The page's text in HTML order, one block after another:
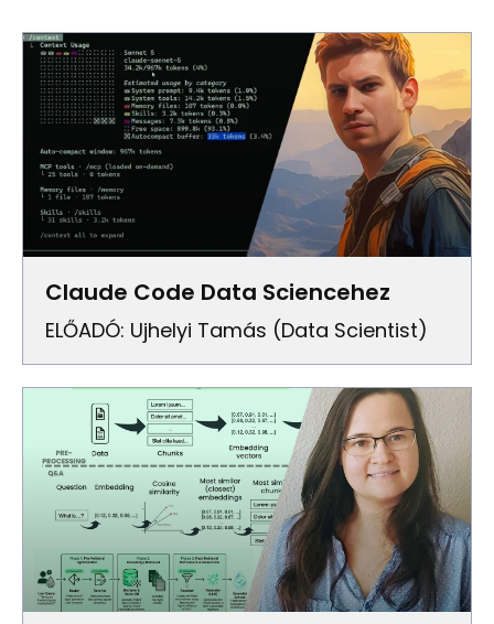
Claude Code Data Sciencehez
ELŐADÓ: Ujhelyi Tamás (Data Scientist)